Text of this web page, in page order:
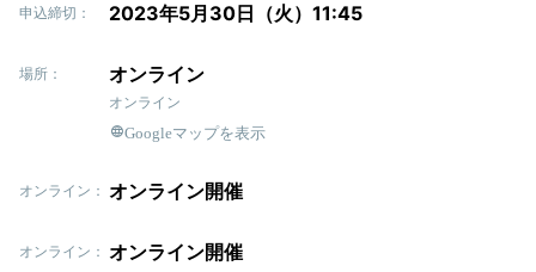
申込締切： 2023年5月30日（火）11:45
場所： オンライン
オンライン
Googleマップを表示
オンライン： オンライン開催
オンライン： オンライン開催